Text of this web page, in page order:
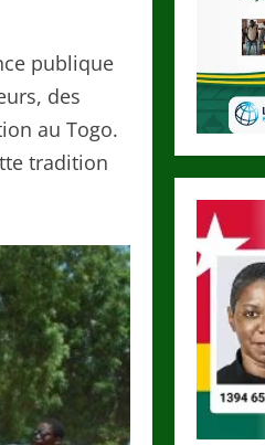
publique
des
au Togo.
tradition